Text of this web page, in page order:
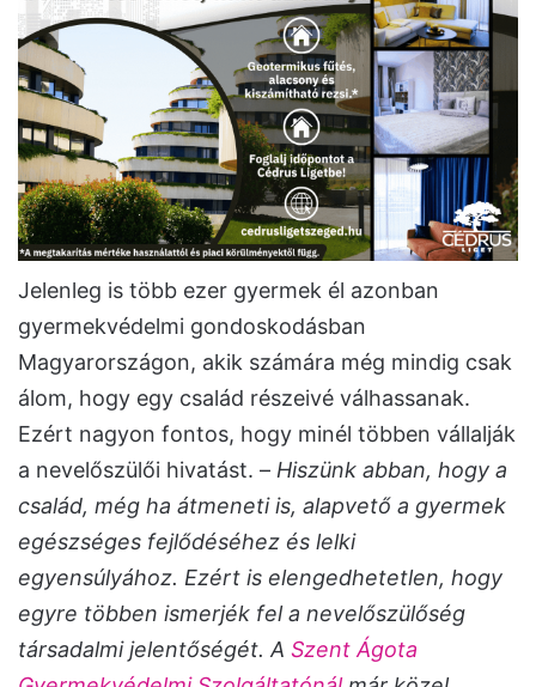
Jelenleg is több ezer gyermek él azonban
gyermekvédelmi gondoskodásban
Magyarországon, akik számára még mindig csak
álom, hogy egy család részeivé válhassanak.
Ezért nagyon fontos, hogy minél többen vállalják
a nevelőszülői hivatást. – Hiszünk abban, hogy a
család, még ha átmeneti is, alapvető a gyermek
egészséges fejlődéséhez és lelki
egyensúlyához. Ezért is elengedhetetlen, hogy
egyre többen ismerjék fel a nevelőszülőség
társadalmi jelentőségét. A Szent Ágota